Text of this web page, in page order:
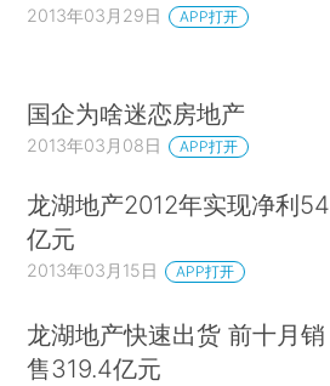
2013年03月29日 APP打开
国企为啥迷恋房地产
2013年03月08日 APP打开
龙湖地产2012年实现净利54
亿元
2013年03月15日 APP打开
龙湖地产快速出货 前十月销
售319.4亿元